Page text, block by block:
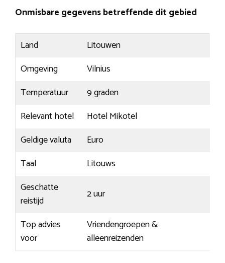
Onmisbare gegevens betreffende dit gebied
Land
Litouwen
Omgeving
Vilnius
Temperatuur
9 graden
Relevant hotel
Hotel Mikotel
Geldige valuta
Euro
Taal
Litouws
Geschatte
reistijd
2 uur
Top advies
voor
Vriendengroepen &
alleenreizenden